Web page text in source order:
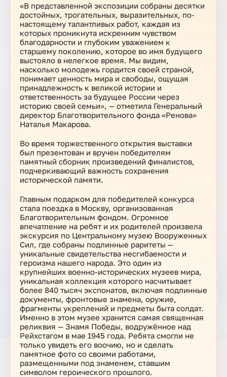
«В представленной экспозиции собраны десятки
достойных, трогательных, выразительных, по-
настоящему талантливых работ, каждая из
которых проникнута искренним чувством
благодарности и глубоким уважением к
старшему поколению, которое во имя будущего
выстояло в нелегкое время. Мы видим,
насколько молодежь гордится своей страной,
понимает ценность мира и свободы, ощущая
принадлежность к великой истории и
ответственность за будущее России через
историю своей семьи», — отметила Генеральный
директор Благотворительного фонда «Ренова»
Наталья Макарова.
Во время торжественного открытия выставки
был презентован и вручен победителям
памятный сборник произведений финалистов,
подчеркивающий важность сохранения
исторической памяти.
Главным подарком для победителей конкурса
стала поездка в Москву, организованная
Благотворительным фондом. Огромное
впечатление на ребят и их родителей произвела
экскурсия по Центральному музею Вооруженных
Сил, где собраны подлинные раритеты —
уникальные свидетельства несгибаемости и
героизма нашего народа. Это один из
крупнейших военно-исторических музеев мира,
уникальная коллекция которого насчитывает
более 840 тысяч экспонатов, включая подлинные
документы, фронтовые знамена, оружие,
фрагменты укреплений и предметы быта солдат.
Именно в этом музее хранится самая священная
реликвия — Знамя Победы, водружённое над
Рейхстагом в мае 1945 года. Ребята смогли не
только увидеть его воочию, но и сделать
памятное фото со своими работами,
размещенными под знаменем, ставшим
символом героического прошлого.